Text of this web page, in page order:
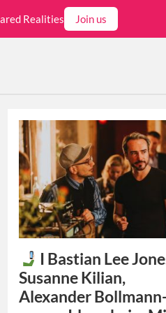
I Bastian Lee
Susanne Kilian,
Alexander
Realities Join us